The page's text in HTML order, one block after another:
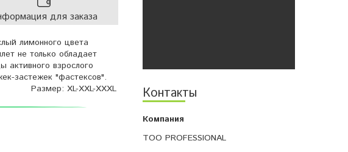
Контакты
ТОО PROFESSIONAL
для заказа
лимонного цвета
не только обладает
активного взрослого
застежек "фастексов".
Размер: XL-XXL-XXXL